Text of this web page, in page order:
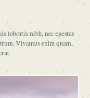
lobortis nibh, nec egestas
Vivamus enim quam,